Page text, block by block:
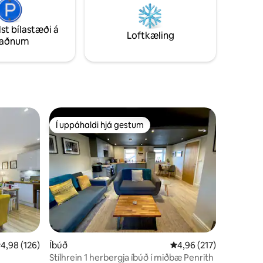
heimsóknir á staði meðfram Hadrians
Wall, stjörnuskoðunarviðburði í Walltown
og Twice Brewed ásamt heimsóknum á
vötnin og Scottish Borders
bílastæði á
Loftkæling
af 5 í meðaleinkunn, 126 umsagnir
4,98 (126)
Í uppáhaldi hjá gestum
Í uppáhaldi hjá gestum
Íbúð 4,96 af 5 í
4,96 (217)
Stílhrein 1 herbergja íbúð í miðbæ Penrith